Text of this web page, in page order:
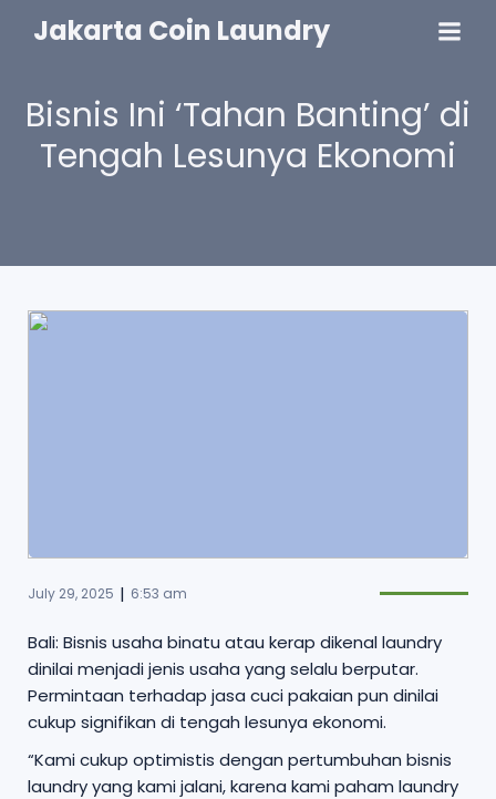
Jakarta Coin Laundry
Bisnis Ini ‘Tahan Banting’ di
Tengah Lesunya Ekonomi
July 29, 2025 | 6:53 am
Bali: Bisnis usaha binatu atau kerap dikenal laundry
dinilai menjadi jenis usaha yang selalu berputar.
Permintaan terhadap jasa cuci pakaian pun dinilai
cukup signifikan di tengah lesunya ekonomi.
“Kami cukup optimistis dengan pertumbuhan bisnis
laundry yang kami jalani, karena kami paham laundry